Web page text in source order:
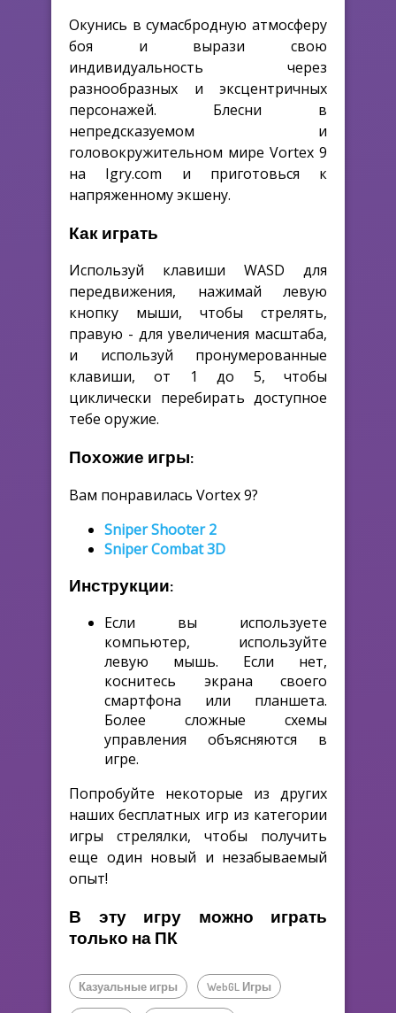
Окунись в сумасбродную атмосферу
боя и вырази свою
индивидуальность через
разнообразных и эксцентричных
персонажей. Блесни в
непредсказуемом и
головокружительном мире Vortex 9
на Igry.com и приготовься к
напряженному экшену.
Как играть
Используй клавиши WASD для
передвижения, нажимай левую
кнопку мыши, чтобы стрелять,
правую - для увеличения масштаба,
и используй пронумерованные
клавиши, от 1 до 5, чтобы
циклически перебирать доступное
тебе оружие.
Похожие игры:
Вам понравилась Vortex 9?
Sniper Shooter 2
Sniper Combat 3D
Инструкции:
Если вы используете
компьютер, используйте
левую мышь. Если нет,
коснитесь экрана своего
смартфона или планшета.
Более сложные схемы
управления объясняются в
игре.
Попробуйте некоторые из других
наших бесплатных игр из категории
игры стрелялки, чтобы получить
еще один новый и незабываемый
опыт!
В эту игру можно играть
только на ПК
Казуальные игры WebGL Игры